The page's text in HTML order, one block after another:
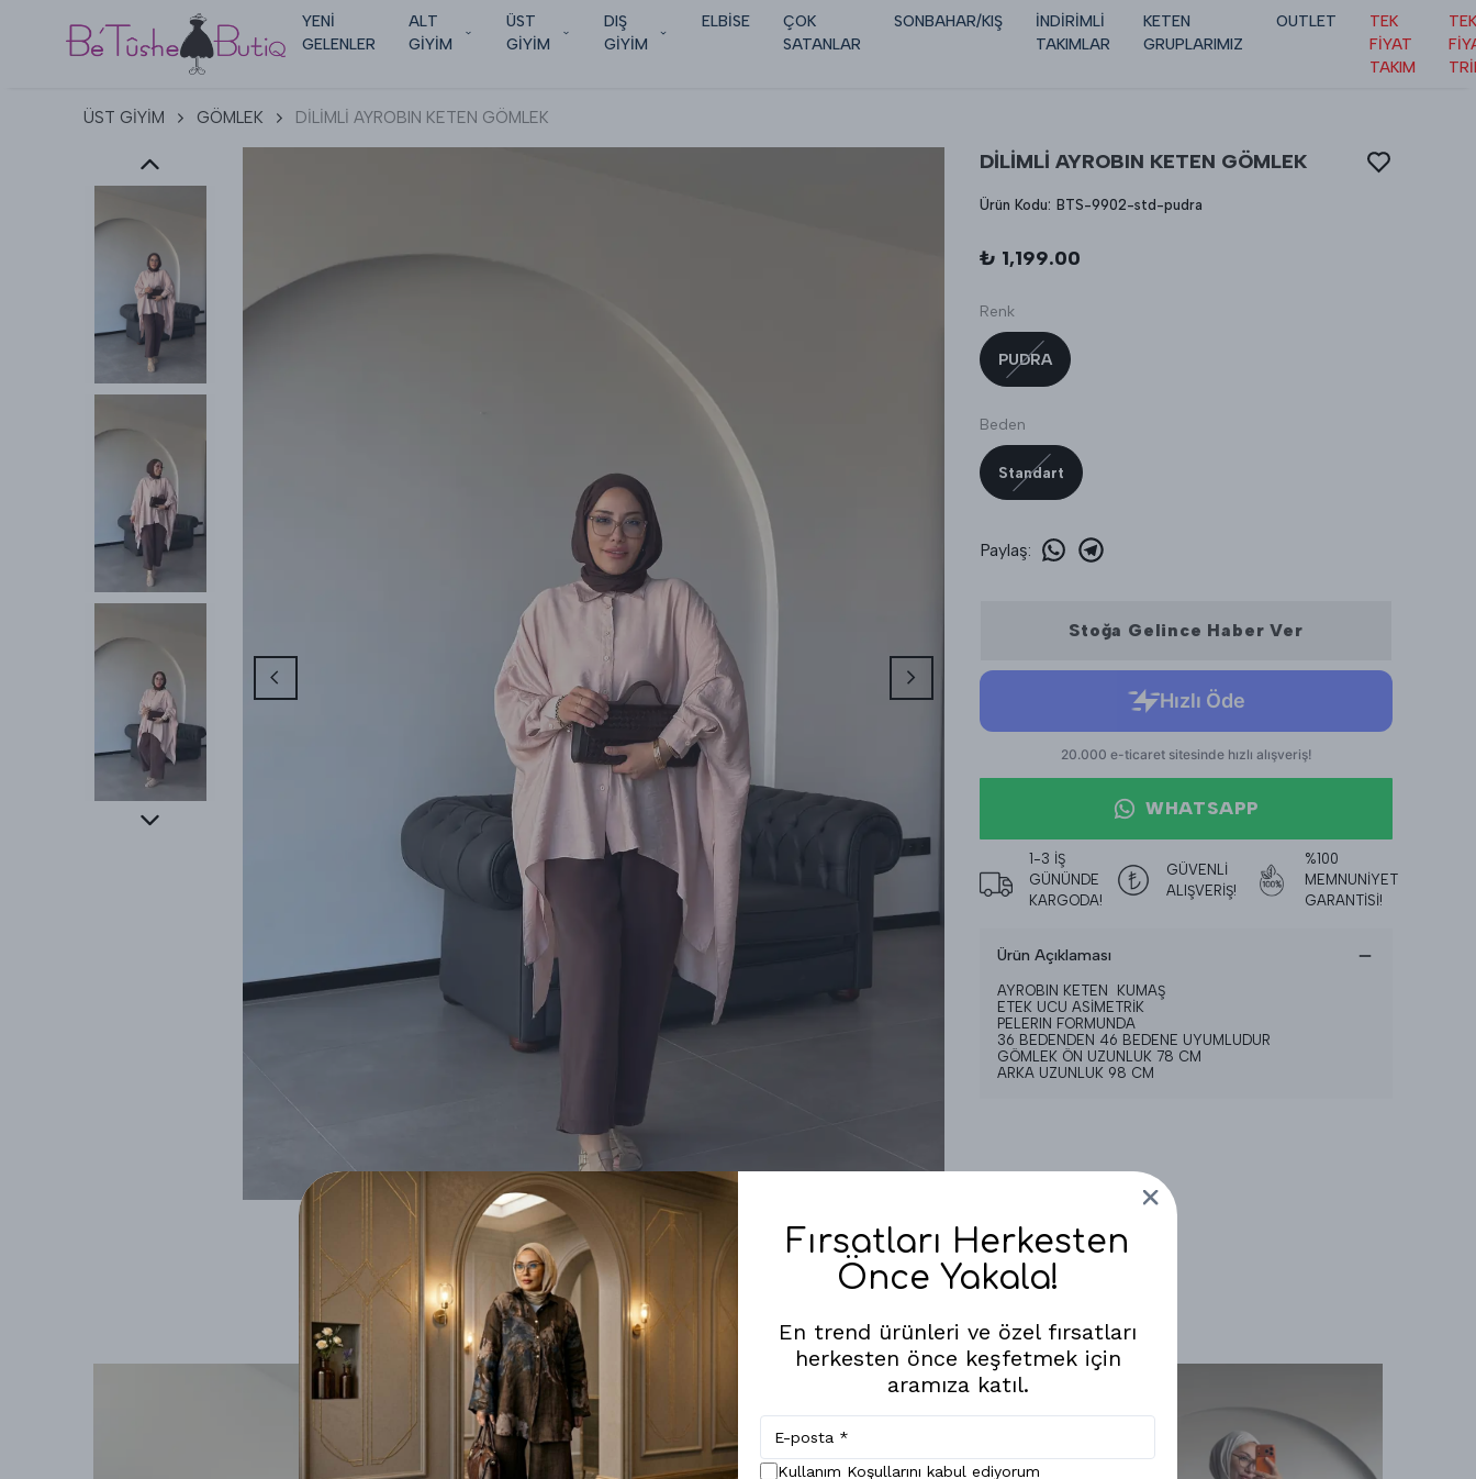
YENİ
GELENLER
ALT
GİYİM
ÜST
GİYİM
DIŞ
GİYİM
ELBİSE
ÇOK
SATANLAR
SONBAHAR/KIŞ
İNDİRİMLİ
TAKIMLAR
KETEN
GRUPLARIMIZ
OUTLET
TEK
FİYAT
TAKIM
TEK
ÜST GİYİM GÖMLEK DİLİMLİ AYROBIN KETEN GÖMLEK
DİLİMLİ AYROBIN KETEN GÖMLEK
Ürün Kodu: BTS-9902-std-pudra
₺ 1,199.00
Renk
PUDRA
Beden
Standart
Paylaş:
Stoğa Gelince Haber Ver
WHATSAPP
1-3 İŞ
GÜNÜNDE
KARGODA!
GÜVENLİ
ALIŞVERİŞ!
%100
MEMNUNİYET
GARANTİSİ!
Ürün Açıklaması
AYROBIN KETEN KUMAŞ
ETEK UCU ASİMETRİK
PELERIN FORMUNDA
36 BEDENDEN 46 BEDENE UYUMLUDUR
GÖMLEK ÖN UZUNLUK 78 CM
ARKA UZUNLUK 98 CM
Benzer Ürünler
Fırsatları Herkesten
Önce Yakala!
En trend ürünleri ve özel fırsatları
herkesten önce keşfetmek için
aramıza katıl.
Kullanım Koşullarını kabul ediyorum